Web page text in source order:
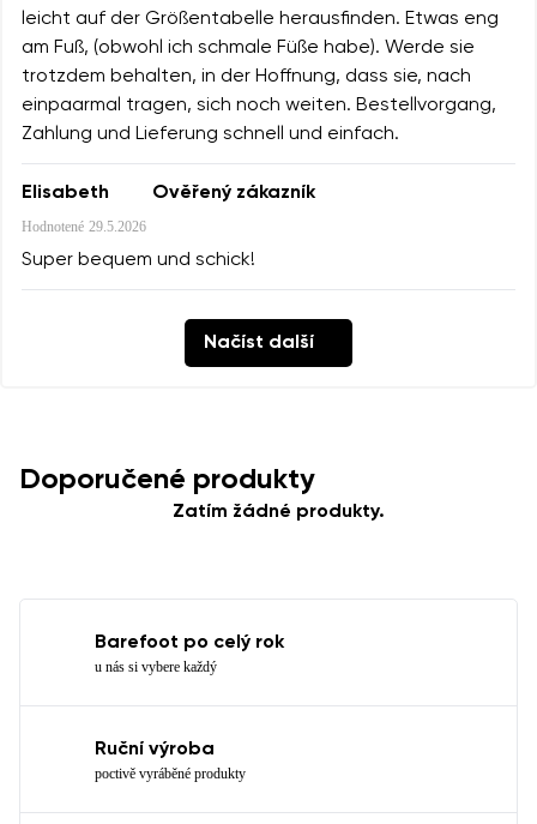
leicht auf der Größentabelle herausfinden. Etwas eng
am Fuß, (obwohl ich schmale Füße habe). Werde sie
trotzdem behalten, in der Hoffnung, dass sie, nach
einpaarmal tragen, sich noch weiten. Bestellvorgang,
Zahlung und Lieferung schnell und einfach.
Elisabeth Ověřený zákazník
Hodnotené 29.5.2026
Super bequem und schick!
Načíst další
Doporučené produkty
Zatím žádné produkty.
Barefoot po celý rok
u nás si vybere každý
Ruční výroba
poctivě vyráběné produkty